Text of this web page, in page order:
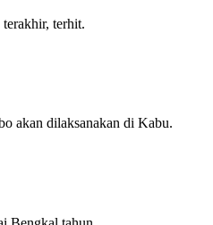
terhit.
akan dilaksanakan di Kabu.